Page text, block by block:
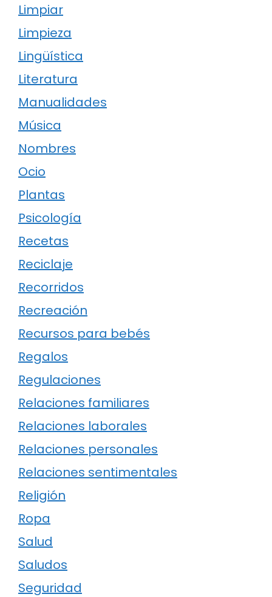
Limpiar
Limpieza
Lingüística
Literatura
Manualidades
Música
Nombres
Ocio
Plantas
Psicología
Recetas
Reciclaje
Recorridos
Recreación
Recursos para bebés
Regalos
Regulaciones
Relaciones familiares
Relaciones laborales
Relaciones personales
Relaciones sentimentales
Religión
Ropa
Salud
Saludos
Seguridad